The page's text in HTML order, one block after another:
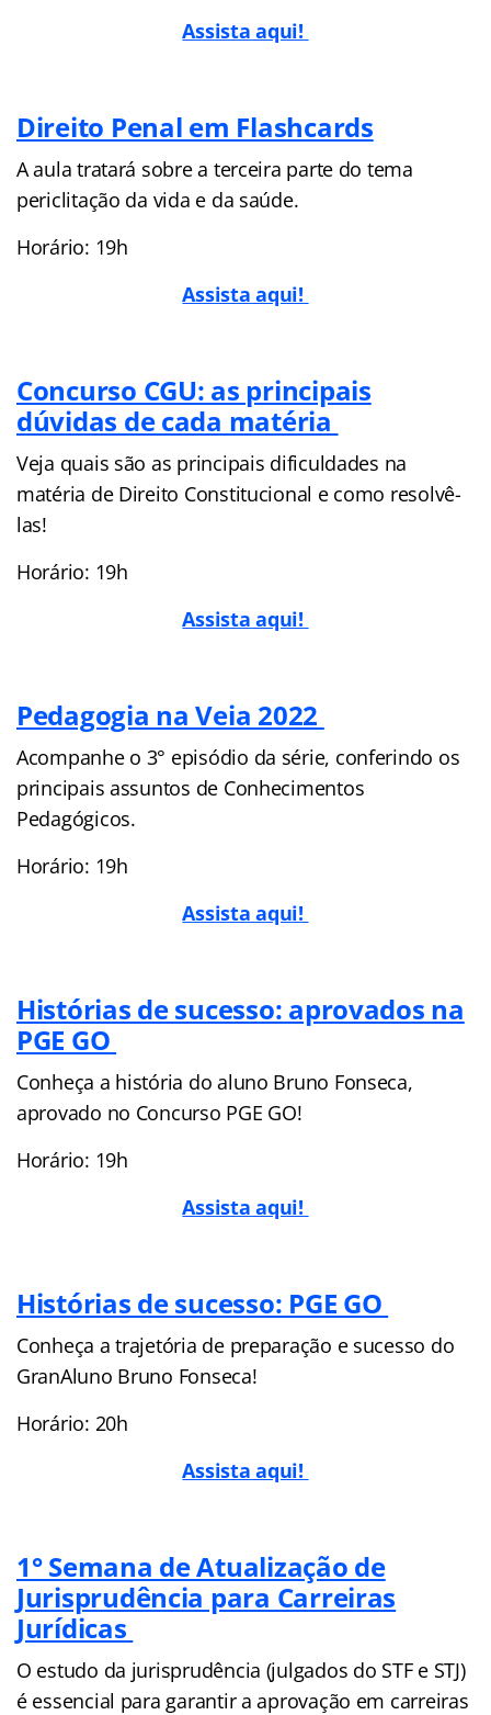
Assista aqui!
Direito Penal em Flashcards
A aula tratará sobre a terceira parte do tema
periclitação da vida e da saúde.
Horário: 19h
Assista aqui!
Concurso CGU: as principais
dúvidas de cada matéria
Veja quais são as principais dificuldades na
matéria de Direito Constitucional e como resolvê-
las!
Horário: 19h
Assista aqui!
Pedagogia na Veia 2022
Acompanhe o 3° episódio da série, conferindo os
principais assuntos de Conhecimentos
Pedagógicos.
Horário: 19h
Assista aqui!
Histórias de sucesso: aprovados na
PGE GO
Conheça a história do aluno Bruno Fonseca,
aprovado no Concurso PGE GO!
Horário: 19h
Assista aqui!
Histórias de sucesso: PGE GO
Conheça a trajetória de preparação e sucesso do
GranAluno Bruno Fonseca!
Horário: 20h
Assista aqui!
1° Semana de Atualização de
Jurisprudência para Carreiras
Jurídicas
O estudo da jurisprudência (julgados do STF e STJ)
é essencial para garantir a aprovação em carreiras